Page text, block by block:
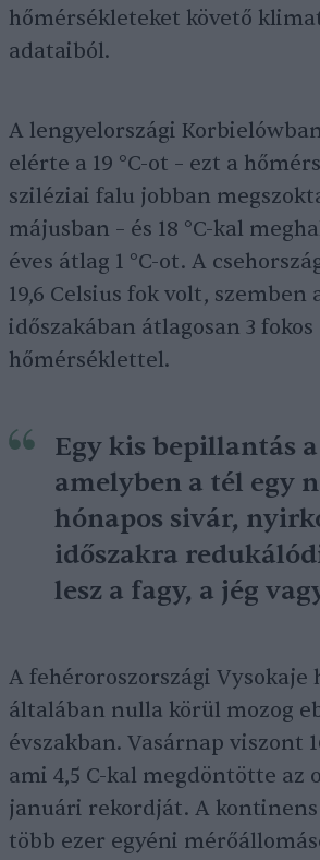
hőmérsékleteket követő
adataiból.
A lengyelországi
elérte a 19 °C-ot – ezt a
sziléziai falu jobban
májusban – és 18 °C-kal
éves átlag 1 °C-ot. A
19,6 Celsius fok volt, szemben
időszakában átlagosan 3 fokos
hőmérséklettel.
Egy kis bepillantás
amelyben a tél egy
hónapos sivár,
időszakra
lesz a fagy, a jég
A fehéroroszországi Vysokaje
általában nulla körül mozog
évszakban. Vasárnap viszont
ami 4,5 C-kal megdöntötte az
januári rekordját. A
több ezer egyéni